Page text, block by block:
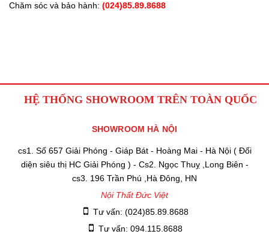
Chăm sóc và bảo hành: (024)85.89.8688
HỆ THỐNG SHOWROOM TRÊN TOÀN QUỐC
SHOWROOM HÀ NỘI
cs1. Số 657 Giải Phóng - Giáp Bát - Hoàng Mai - Hà Nội ( Đối
diện siêu thị HC Giải Phóng ) - Cs2. Ngọc Thuỵ ,Long Biên -
cs3. 196 Trần Phú ,Hà Đông, HN
Nội Thất Đức Việt
Tư vấn: (024)85.89.8688
Tư vấn: 094.115.8688